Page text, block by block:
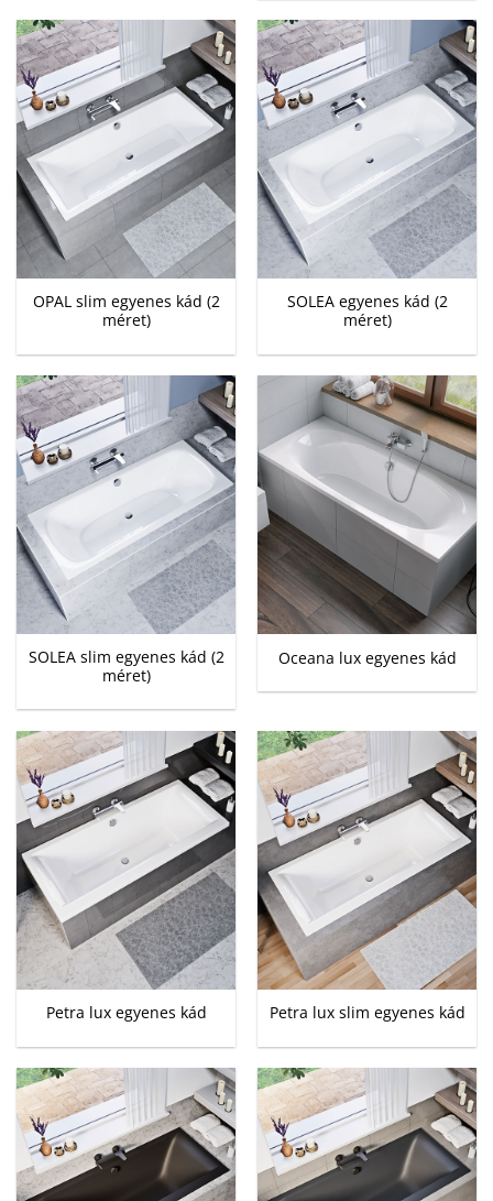
OPAL slim egyenes kád (2
méret)
SOLEA egyenes kád (2
méret)
SOLEA slim egyenes kád (2
méret)
Oceana lux egyenes kád
Petra lux egyenes kád Petra lux slim egyenes kád